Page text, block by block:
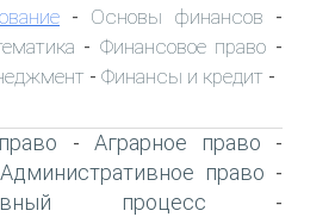
- Основы финансов -
- Финансовое право -
- Финансы и кредит -
- Аграрное право -
Административное право -
процесс -